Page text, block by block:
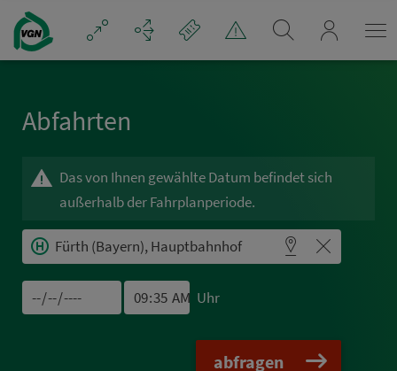
Navigation überspringen
Abfahrten
Das von Ihnen gewählte Datum befindet sich
außerhalb der Fahrplanperiode.
Uhr
abfragen